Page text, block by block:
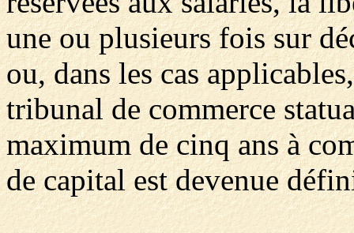
une ou plusieurs fois sur
ou, dans les cas
tribunal de commerce
maximum de cinq ans à
de capital est devenue